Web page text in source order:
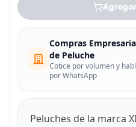
Compras
de Peluche
Cotice por volumen y
por WhatsApp
Peluches de la marca